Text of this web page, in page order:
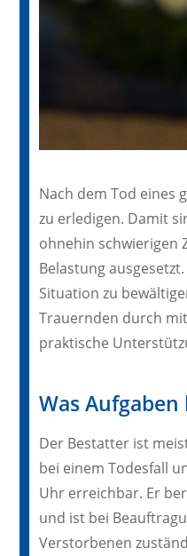
Nach dem Tod eines
zu erledigen. Damit
ohnehin schwierigen
Belastung
Situation zu
Trauernden durch
praktische
Was
Der Bestatter ist
bei einem Todesfall
Uhr erreichbar. Er
und ist bei
Verstorbenen